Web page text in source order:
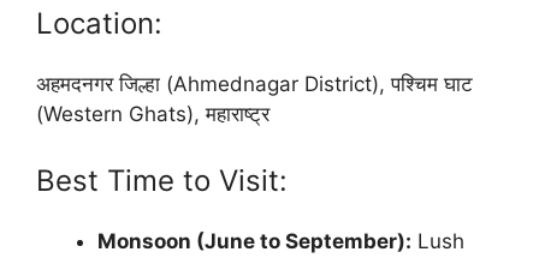
Location:
अहमदनगर जिल्हा (Ahmednagar District), पश्चिम घाट
(Western Ghats), महाराष्ट्र
Best Time to Visit:
Monsoon (June to September): Lush